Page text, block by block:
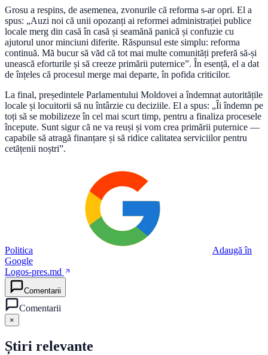
Grosu a respins, de asemenea, zvonurile că reforma s-ar opri. El a
spus: „Auzi noi că unii opozanți ai reformei administrației publice
locale merg din casă în casă și seamănă panică și confuzie cu
ajutorul unor minciuni diferite. Răspunsul este simplu: reforma
continuă. Mă bucur să văd că tot mai multe comunități preferă să-și
unească eforturile și să creeze primării puternice”. În esență, el a dat
de înțeles că procesul merge mai departe, în pofida criticilor.
La final, președintele Parlamentului Moldovei a îndemnat autoritățile
locale și locuitorii să nu întârzie cu deciziile. El a spus: „Îi îndemn pe
toți să se mobilizeze în cel mai scurt timp, pentru a finaliza procesele
începute. Sunt sigur că ne va reuși și vom crea primării puternice —
capabile să atragă finanțare și să ridice calitatea serviciilor pentru
cetățenii noștri”.
Politica
Adaugă în
Google
Logos-pres.md
Comentarii
Comentarii
×
Știri relevante